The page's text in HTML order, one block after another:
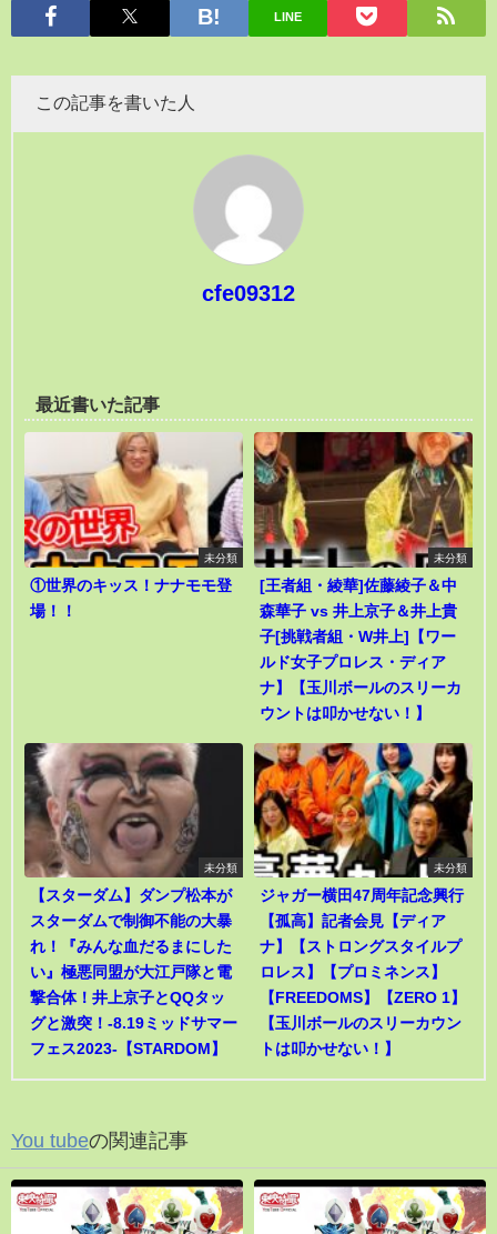
LINE
この記事を書いた人
cfe09312
最近書いた記事
未分類
①世界のキッス！ナナモモ登
場！！
未分類
[王者組・綾華]佐藤綾子＆中
森華子 vs 井上京子＆井上貴
子[挑戦者組・W井上]【ワー
ルド女子プロレス・ディア
ナ】【玉川ボールのスリーカ
ウントは叩かせない！】
未分類
【スターダム】ダンプ松本が
スターダムで制御不能の大暴
れ！『みんな血だるまにした
い』極悪同盟が大江戸隊と電
撃合体！井上京子とQQタッ
グと激突！-8.19ミッドサマー
フェス2023-【STARDOM】
未分類
ジャガー横田47周年記念興行
【孤高】記者会見【ディア
ナ】【ストロングスタイルプ
ロレス】【プロミネンス】
【FREEDOMS】【ZERO 1】
【玉川ボールのスリーカウン
トは叩かせない！】
You tubeの関連記事